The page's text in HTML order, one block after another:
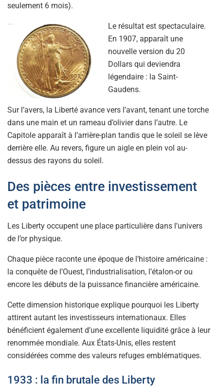
seulement 6 mois).
Le résultat est spectaculaire.
En 1907, apparaît une
nouvelle version du 20
Dollars qui deviendra
légendaire : la Saint-
Gaudens.
Sur l’avers, la Liberté avance vers l’avant, tenant une torche
dans une main et un rameau d’olivier dans l’autre. Le
Capitole apparaît à l’arrière-plan tandis que le soleil se lève
derrière elle. Au revers, figure un aigle en plein vol au-
dessus des rayons du soleil.
Des pièces entre investissement
et patrimoine
Les Liberty occupent une place particulière dans l’univers
de l’or physique.
Chaque pièce raconte une époque de l’histoire américaine :
la conquête de l’Ouest, l’industrialisation, l’étalon-or ou
encore les débuts de la puissance financière américaine.
Cette dimension historique explique pourquoi les Liberty
attirent autant les investisseurs internationaux. Elles
bénéficient également d’une excellente liquidité grâce à leur
renommée mondiale. Aux États-Unis, elles restent
considérées comme des valeurs refuges emblématiques.
1933 : la fin brutale des Liberty